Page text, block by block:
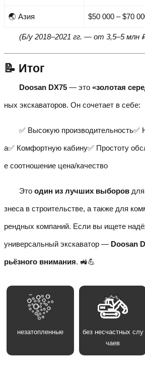
🌏 Азия $50 000 – $70
(Б/у 2018–2021 гг. — от 3,5–5 млн
📝 Итог
Doosan DX75 — это «золотая
ных экскаваторов. Он сочетает в себе:
✅ Высокую производительность✅
а✅ Комфортную кабину✅ Простоту
е соотношение цена/качество
Это один из лучших выборов
знеса в строительстве, а также для
рендных компаний. Если вы ищете
универсальный экскаватор — Doosan
рьёзного внимания. 🚜💪
незатопленные
без несчастных слу
чаев